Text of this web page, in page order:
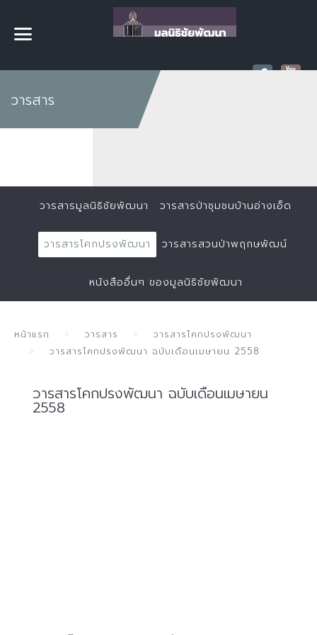
วารสาร
วารสารมูลนิธิชัยพัฒนา วารสารป่าชุมชนบ้านอ่างเอ็ด
วารสารโคกปรงพัฒนา วารสารสวนป่าพฤกษพัฒน์
หนังสืออื่นๆ ของมูลนิธิชัยพัฒนา
หน้าแรก วารสาร
วารสารโคกปรงพัฒนา
วารสารโคกปรงพัฒนา ฉบับเดือนเมษายน 2558
วารสารโคกปรงพัฒนา ฉบับเดือนเมษายน
2558